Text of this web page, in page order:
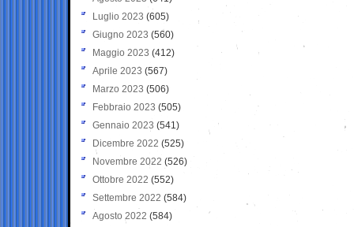
Luglio 2023 (605)
Giugno 2023 (560)
Maggio 2023 (412)
Aprile 2023 (567)
Marzo 2023 (506)
Febbraio 2023 (505)
Gennaio 2023 (541)
Dicembre 2022 (525)
Novembre 2022 (526)
Ottobre 2022 (552)
Settembre 2022 (584)
Agosto 2022 (584)